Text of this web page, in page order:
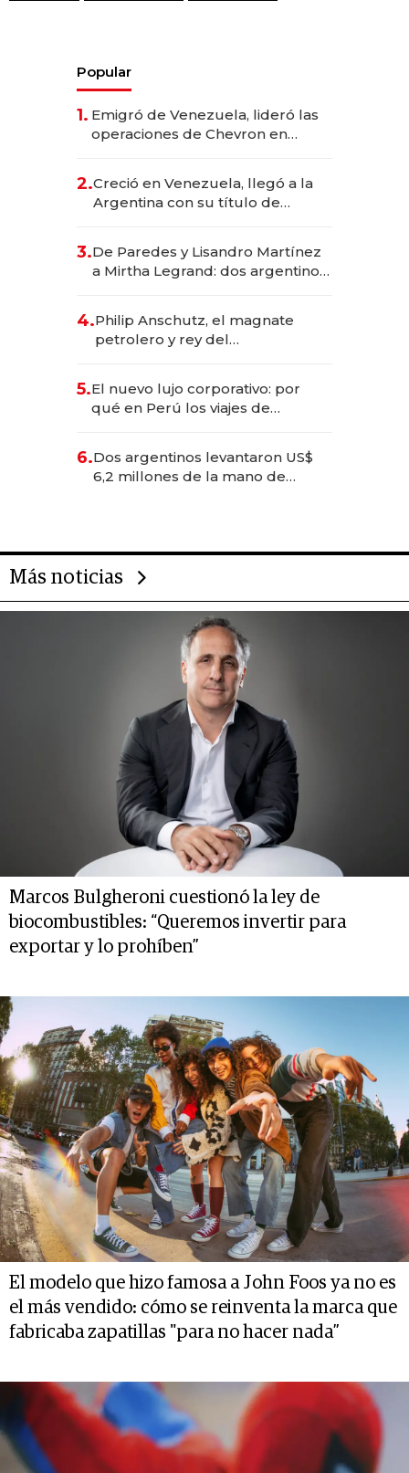
Popular
1. Emigró de Venezuela, lideró las
operaciones de Chevron en
2.Creció en Venezuela, llegó a la
Argentina con su título de
las marcas "fast premium"
3.De Paredes y Lisandro Martínez
a Mirtha Legrand: dos argentinos
4.Philip Anschutz, el magnate
petrolero y rey del
Fénix
5.El nuevo lujo corporativo: por
qué en Perú los viajes de
para convertirse en experiencias
transformadoras
6.Dos argentinos levantaron US$
6,2 millones de la mano de
Más noticias
Marcos Bulgheroni cuestionó la ley de
biocombustibles: “Queremos invertir para
exportar y lo prohíben”
El modelo que hizo famosa a John Foos ya no es
el más vendido: cómo se reinventa la marca que
fabricaba zapatillas "para no hacer nada”